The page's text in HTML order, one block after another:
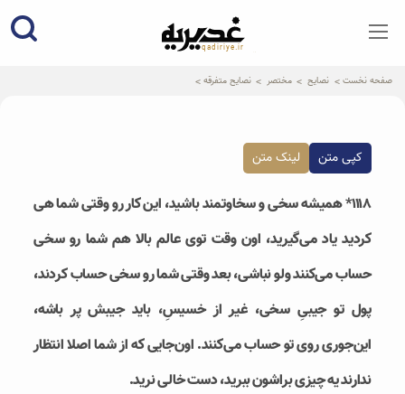
qadiriye.ir
نشریه ی غدیریه-بیانات استاد
صفحه نخست نصایح مختصر نصایح متفرقه
کپی متن لینک متن
۱۱۱۸* همیشه سخی و سخاوتمند باشید، این کار رو وقتی شما هی
کردید یاد می‌گیرید، اون وقت توی عالم بالا هم شما رو سخی
حساب می‌کنند ولو نباشی، بعد وقتی شما رو سخی حساب کردند،
پول تو جیبیِ سخی، غیر از خسیسِ، باید جیبش پر باشه،
این‌جوری روی تو حساب می‌کنند. اون‌جایی که از شما اصلا انتظار
ندارند یه چیزی براشون ببرید، دست خالی نرید.